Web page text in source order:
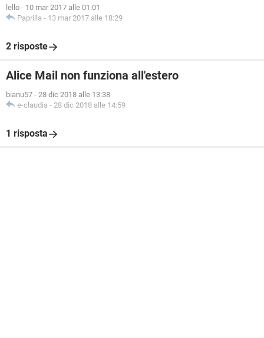
lello - 10 mar 2017 alle 01:01
Paprilla - 13 mar 2017 alle 18:29
2 risposte
Alice Mail non funziona all'estero
bianu57 - 28 dic 2018 alle 13:38
e-claudia - 28 dic 2018 alle 14:59
1 risposta